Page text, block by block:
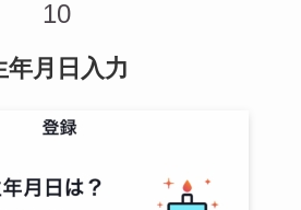
年月日入力